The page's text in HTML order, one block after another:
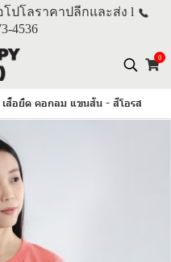
โปโลราคาปลีกและส่ง l
4536
0
เสื้อยืด คอกลม แขนสั้น - สีโอรส